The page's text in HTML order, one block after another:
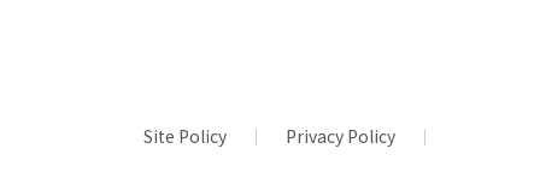
Site Policy Privacy Policy